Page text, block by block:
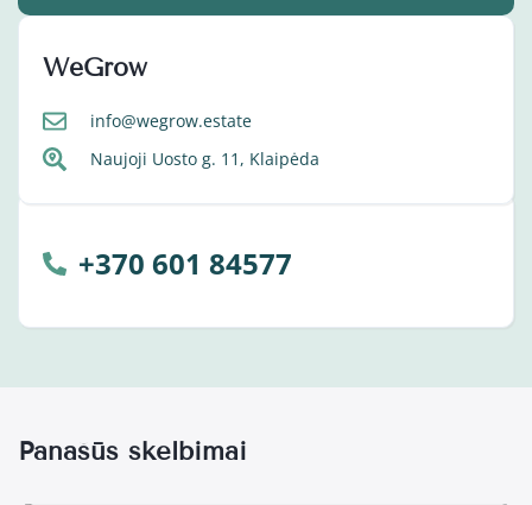
WeGrow
info@wegrow.estate
Naujoji Uosto g. 11, Klaipėda
+370 601 84577
Panašūs skelbimai